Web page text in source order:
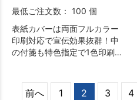
最低ご注文数： 100 個
表紙カバーは両面フルカラー
印刷対応で宣伝効果抜群！中
の付箋も特色指定で1色印刷が
前へ 1 2 3 4